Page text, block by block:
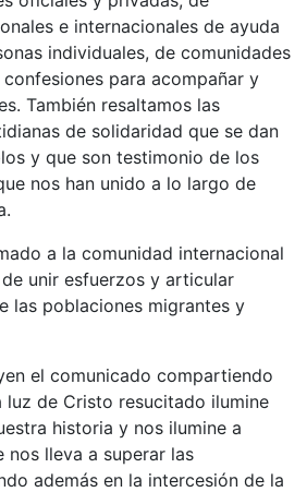
e internacionales de ayuda
individuales, de comunidades
para acompañar y
También resaltamos las
de solidaridad que se dan
y que son testimonio de los
nos han unido a lo largo de
a la comunidad internacional
unir esfuerzos y articular
las poblaciones migrantes y
el comunicado compartiendo
luz de Cristo resucitado ilumine
historia y nos ilumine a
lleva a superar las
además en la intercesión de la